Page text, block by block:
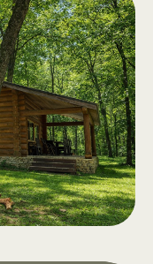
и детей,
зона
года.
.